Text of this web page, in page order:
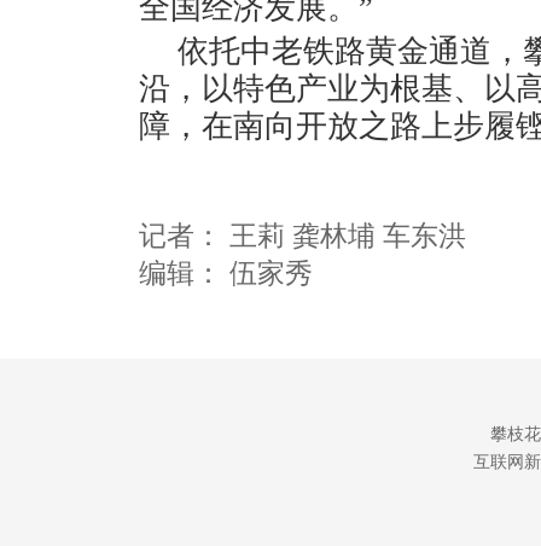
全国经济发展。”
依托中老铁路黄金通道，
沿，以特色产业为根基、以
障，在南向开放之路上步履
记者： 王莉 龚林埔 车东洪
编辑： 伍家秀
攀枝
互联网